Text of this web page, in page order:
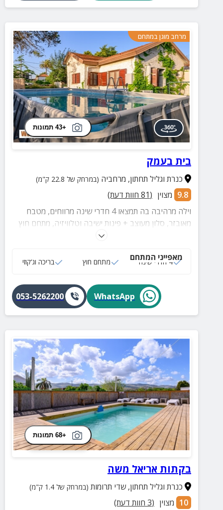
מרחב מוגן במתחם
+43 תמונות
בית בעמק
כנרת וגליל תחתון, מרחביה (במרחק של 22.8 ק"מ)
9.8 מצוין (
81 חוות דעת)
וילה מרהיבה בה תמצאו 4 חדרי שינה מרווחים, מטבח
מאובזר, סלון מעוצב + פינות ישיבה וטלוויזיה, מתחם חוץ
עם ג'קוזי מפנק, בריכה מרעננת, שולחן פינג פונג ועוד.
מאפייני המתחם
4 חדרי שינה מתחם חוץ בריכה וג‘קוזי
WhatsApp
053-5262200
+68 תמונות
בקתות אריאל משה
כנרת וגליל תחתון,שדי תרומות (במרחק של 1.4 ק"מ)
10 מצוין (
3 חוות דעת)